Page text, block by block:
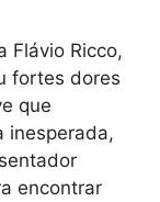
Flávio Ricco,
fortes dores
que
inesperada,
encontrar